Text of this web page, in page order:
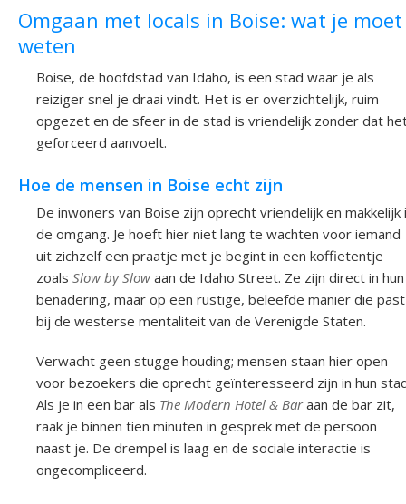
Omgaan met locals in Boise: wat je moet
weten
Boise, de hoofdstad van Idaho, is een stad waar je als
reiziger snel je draai vindt. Het is er overzichtelijk, ruim
opgezet en de sfeer in de stad is vriendelijk zonder dat
geforceerd aanvoelt.
Hoe de mensen in Boise echt zijn
De inwoners van Boise zijn oprecht vriendelijk en makkelijk
de omgang. Je hoeft hier niet lang te wachten voor iemand
uit zichzelf een praatje met je begint in een koffietentje
zoals Slow by Slow aan de Idaho Street. Ze zijn direct in hun
benadering, maar op een rustige, beleefde manier die past
bij de westerse mentaliteit van de Verenigde Staten.
Verwacht geen stugge houding; mensen staan hier open
voor bezoekers die oprecht geïnteresseerd zijn in hun
Als je in een bar als The Modern Hotel & Baraan de bar zit,
raak je binnen tien minuten in gesprek met de persoon
naast je. De drempel is laag en de sociale interactie is
ongecompliceerd.